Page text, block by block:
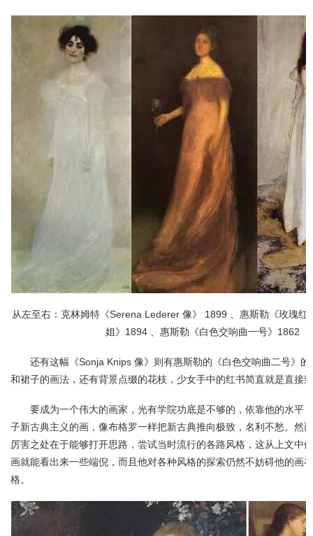
从左至右：克林姆特《Serena Lederer 像》 1899 、惠斯勒《玫瑰红
姐》1894 、惠斯勒《白色交响曲一号》1862
还有这幅《Sonja Knips 像》则有惠斯勒的《白色交响曲二号》
和裙子的画法，还有背景点缀的花枝，少女手中的红书简直就是直接
要成为一个伟大的画家，光有学院功底是不够的，依靠他的水平
子新古典主义的画，像布格罗一样把新古典推向极致，名利不愁。然
厉害之处在于能够打开思路，尝试当时流行的各路风格，这从上文中
画就能看出来一些端倪，而且他对各种风格的探索仍然不妨碍他的画
格。